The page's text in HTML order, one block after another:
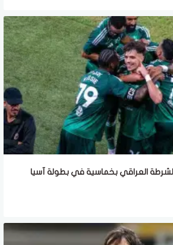
العراقي بخماسية في بطولة آسيا